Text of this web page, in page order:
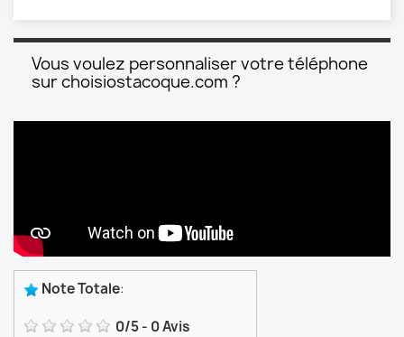
Vous voulez personnaliser votre téléphone
sur choisiostacoque.com ?
Note Totale:
0/5- 0Avis